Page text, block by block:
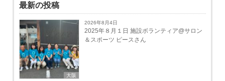
最新の投稿
大阪
2026年8月4日
2025年８月１日 施設ボランティア@サロン
＆スポーツ ピースさん